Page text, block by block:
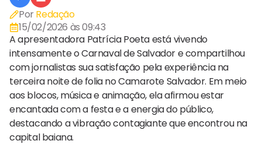
Por Redação
15/02/2026 às 09:43
A apresentadora Patrícia Poeta está vivendo
intensamente o Carnaval de Salvador e compartilhou
com jornalistas sua satisfação pela experiência na
terceira noite de folia no Camarote Salvador. Em meio
aos blocos, música e animação, ela afirmou estar
encantada com a festa e a energia do público,
destacando a vibração contagiante que encontrou na
capital baiana.